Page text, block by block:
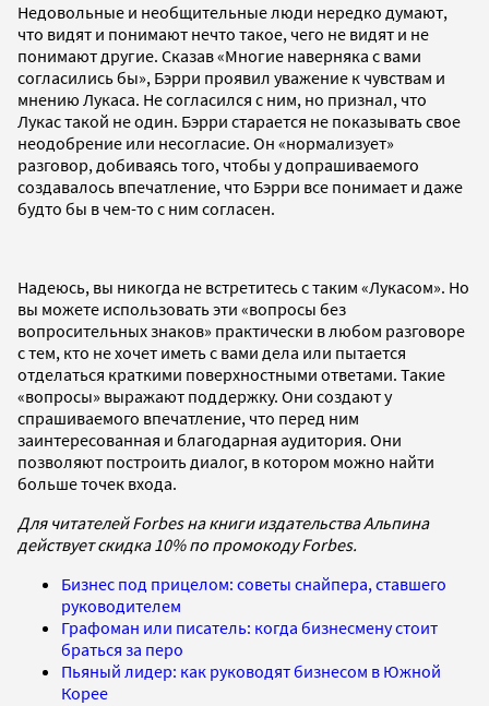
Недовольные и необщительные люди нередко думают,
что видят и понимают нечто такое, чего не видят и не
понимают другие. Сказав «Многие наверняка с вами
согласились бы», Бэрри проявил уважение к чувствам и
мнению Лукаса. Не согласился с ним, но признал, что
Лукас такой не один. Бэрри старается не показывать свое
неодобрение или несогласие. Он «нормализует»
разговор, добиваясь того, чтобы у допрашиваемого
создавалось впечатление, что Бэрри все понимает и даже
будто бы в чем-то с ним согласен.
Надеюсь, вы никогда не встретитесь с таким «Лукасом». Но
вы можете использовать эти «вопросы без
вопросительных знаков» практически в любом разговоре
с тем, кто не хочет иметь с вами дела или пытается
отделаться краткими поверхностными ответами. Такие
«вопросы» выражают поддержку. Они создают у
спрашиваемого впечатление, что перед ним
заинтересованная и благодарная аудитория. Они
позволяют построить диалог, в котором можно найти
больше точек входа.
Для читателей Forbes на книги издательства Альпина
действует скидка 10% по промокоду Forbes.
Бизнес под прицелом: советы снайпера, ставшего
руководителем
Графоман или писатель: когда бизнесмену стоит
браться за перо
Пьяный лидер: как руководят бизнесом в Южной
Корее